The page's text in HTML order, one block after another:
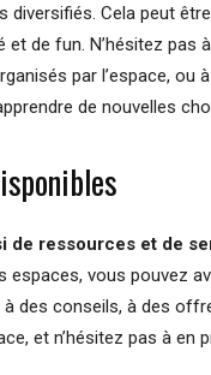
Cela peut être
de fun. N’hésitez pas
par l’espace, ou
de nouvelles
de ressources et de
vous pouvez
des conseils, à des
et n’hésitez pas à en